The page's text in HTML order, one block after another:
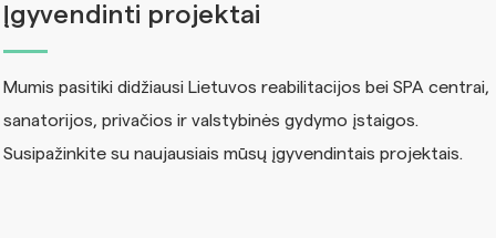
Įgyvendinti projektai
Mumis pasitiki didžiausi Lietuvos reabilitacijos bei SPA centrai,
sanatorijos, privačios ir valstybinės gydymo įstaigos.
Susipažinkite su naujausiais mūsų įgyvendintais projektais.